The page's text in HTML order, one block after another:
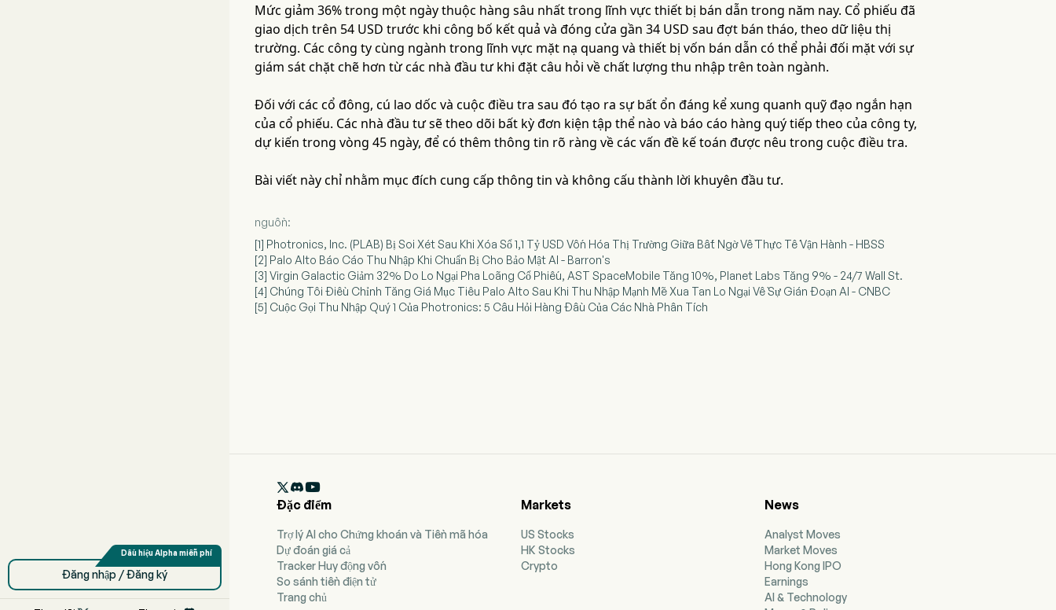
Đăng nhập / Đăng ký
Mức giảm 36% trong một ngày thuộc hàng sâu nhất trong lĩnh vực thiết bị bán dẫn trong năm nay. Cổ phiếu đã
giao dịch trên 54 USD trước khi công bố kết quả và đóng cửa gần 34 USD sau đợt bán tháo, theo dữ liệu thị
trường. Các công ty cùng ngành trong lĩnh vực mặt nạ quang và thiết bị vốn bán dẫn có thể phải đối mặt với sự
giám sát chặt chẽ hơn từ các nhà đầu tư khi đặt câu hỏi về chất lượng thu nhập trên toàn ngành.
Đối với các cổ đông, cú lao dốc và cuộc điều tra sau đó tạo ra sự bất ổn đáng kể xung quanh quỹ đạo ngắn hạn
của cổ phiếu. Các nhà đầu tư sẽ theo dõi bất kỳ đơn kiện tập thể nào và báo cáo hàng quý tiếp theo của công ty,
dự kiến trong vòng 45 ngày, để có thêm thông tin rõ ràng về các vấn đề kế toán được nêu trong cuộc điều tra.
Bài viết này chỉ nhằm mục đích cung cấp thông tin và không cấu thành lời khuyên đầu tư.
nguồn:
[1] Photronics, Inc. (PLAB) Bị Soi Xét Sau Khi Xóa Sổ 1,1 Tỷ USD Vốn Hóa Thị Trường Giữa Bất Ngờ Về Thực Tế Vận Hành - HBSS
[2] Palo Alto Báo Cáo Thu Nhập Khi Chuẩn Bị Cho Bảo Mật AI - Barron's
[3] Virgin Galactic Giảm 32% Do Lo Ngại Pha Loãng Cổ Phiếu, AST SpaceMobile Tăng 10%, Planet Labs Tăng 9% - 24/7 Wall St.
[4] Chúng Tôi Điều Chỉnh Tăng Giá Mục Tiêu Palo Alto Sau Khi Thu Nhập Mạnh Mẽ Xua Tan Lo Ngại Về Sự Gián Đoạn AI - CNBC
[5] Cuộc Gọi Thu Nhập Quý 1 Của Photronics: 5 Câu Hỏi Hàng Đầu Của Các Nhà Phân Tích

Đặc điểm
Trợ lý AI cho Chứng khoán và Tiền mã hóa
Dự đoán giá cả
Tracker Huy động vốn
So sánh tiền điện tử
Trang chủ
Markets
US Stocks
HK Stocks
Crypto
News
Analyst Moves
Market Moves
Hong Kong IPO
Earnings
AI & Technology